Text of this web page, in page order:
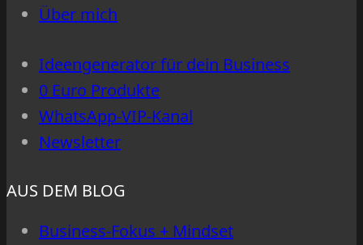
Über mich
Ideengenerator für dein Business
0 Euro Produkte
WhatsApp-VIP-Kanal
Newsletter
AUS DEM BLOG
Business-Fokus + Mindset